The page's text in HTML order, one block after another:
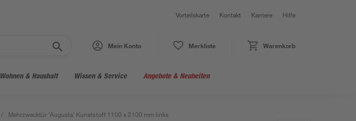
Vorteilskarte Kontakt Karriere Hilfe
Mein Konto Merkliste Warenkorb
Wohnen & Haushalt Wissen & Service Angebote & Neuheiten
/ Mehrzwecktür 'Augusta' Kunststoff 1100 x 2100 mm links